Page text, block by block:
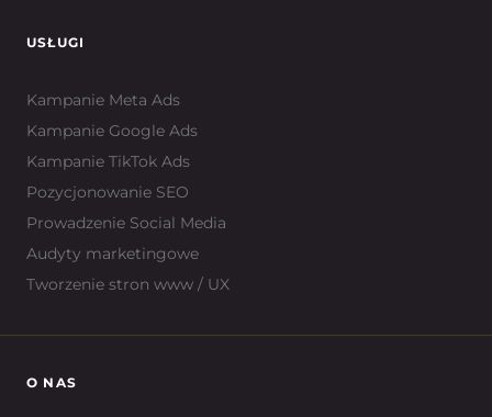
USŁUGI
Kampanie Meta Ads
Kampanie Google Ads
Kampanie TikTok Ads
Pozycjonowanie SEO
Prowadzenie Social Media
Audyty marketingowe
Tworzenie stron www / UX
O NAS